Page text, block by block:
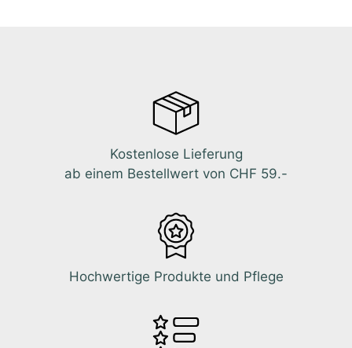
Kostenlose Lieferung
ab einem Bestellwert von CHF 59.-
Hochwertige Produkte und Pflege